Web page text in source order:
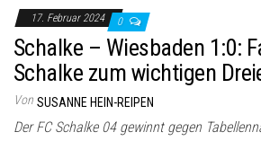
17. Februar 2024 0
Schalke – Wiesbaden 1:0:
Schalke zum wichtigen
Von SUSANNE HEIN-REIPEN
Der FC Schalke 04 gewinnt gegen